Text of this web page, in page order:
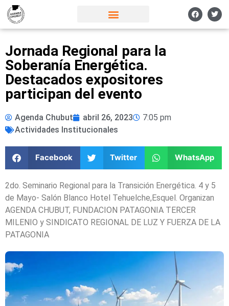
Jornada Regional para la
Soberanía Energética.
Destacados expositores
participan del evento
Agenda Chubut abril 26, 2023
7:05 pm
Actividades Institucionales
Facebook Twitter WhatsApp
2do. Seminario Regional para la Transición Energética. 4 y 5
de Mayo- Salón Blanco Hotel Tehuelche,Esquel. Organizan
AGENDA CHUBUT, FUNDACION PATAGONIA TERCER
MILENIO y SINDICATO REGIONAL DE LUZ Y FUERZA DE LA
PATAGONIA